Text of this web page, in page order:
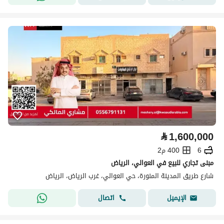
⃁1,600,000
6
400 م2
مبنى تجاري للبيع في العوالي، الرياض
شارع طريق المدينة المنورة، حي العوالي، غرب الرياض، الرياض
الإيميل
اتصال